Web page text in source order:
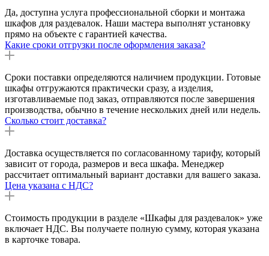
Да, доступна услуга профессиональной сборки и монтажа
шкафов для раздевалок. Наши мастера выполнят установку
прямо на объекте с гарантией качества.
Какие сроки отгрузки после оформления заказа?
Сроки поставки определяются наличием продукции. Готовые
шкафы отгружаются практически сразу, а изделия,
изготавливаемые под заказ, отправляются после завершения
производства, обычно в течение нескольких дней или недель.
Сколько стоит доставка?
Доставка осуществляется по согласованному тарифу, который
зависит от города, размеров и веса шкафа. Менеджер
рассчитает оптимальный вариант доставки для вашего заказа.
Цена указана с НДС?
Стоимость продукции в разделе «Шкафы для раздевалок» уже
включает НДС. Вы получаете полную сумму, которая указана
в карточке товара.